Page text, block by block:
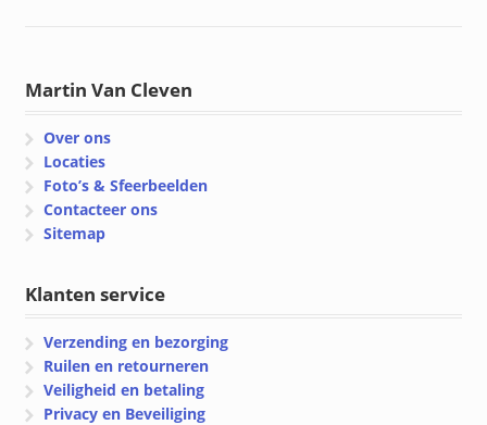
Martin Van Cleven
Over ons
Locaties
Foto’s & Sfeerbeelden
Contacteer ons
Sitemap
Klanten service
Verzending en bezorging
Ruilen en retourneren
Veiligheid en betaling
Privacy en Beveiliging